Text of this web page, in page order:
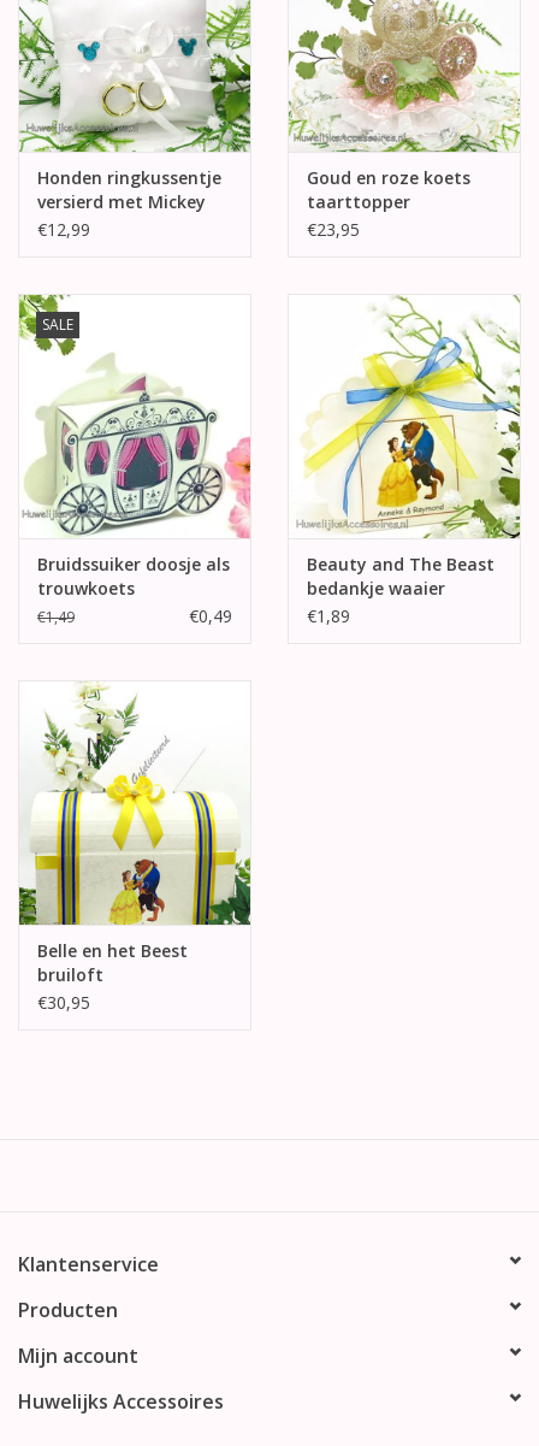
Honden ringkussentje
versierd met Mickey
hoofdjes
€12,99
Goud en roze koets
taarttopper
€23,95
SALE
Bruidssuiker doosje als
trouwkoets
€1,49 €0,49
Beauty and The Beast
bedankje waaier
doosje
€1,89
Belle en het Beest
bruiloft
enveloppendoos
€30,95
Klantenservice
Producten
Mijn account
Huwelijks Accessoires